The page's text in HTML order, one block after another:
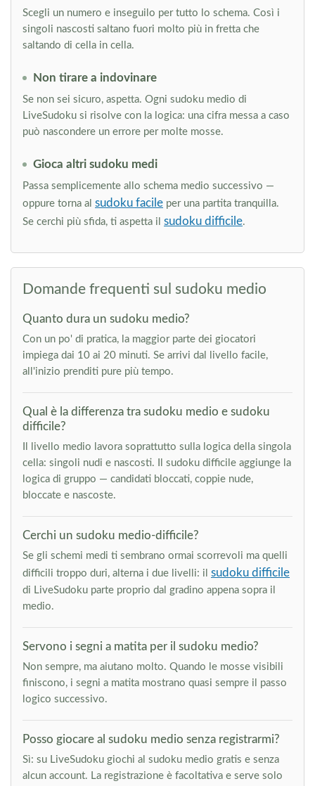
Scegli un numero e inseguilo per tutto lo schema. Così i
singoli nascosti saltano fuori molto più in fretta che
saltando di cella in cella.
Non tirare a indovinare
Se non sei sicuro, aspetta. Ogni sudoku medio di
LiveSudoku si risolve con la logica: una cifra messa a caso
può nascondere un errore per molte mosse.
Gioca altri sudoku medi
Passa semplicemente allo schema medio successivo —
oppure torna al sudoku facile per una partita tranquilla.
Se cerchi più sfida, ti aspetta il sudoku difficile.
Domande frequenti sul sudoku medio
Quanto dura un sudoku medio?
Con un po' di pratica, la maggior parte dei giocatori
impiega dai 10 ai 20 minuti. Se arrivi dal livello facile,
all'inizio prenditi pure più tempo.
Qual è la differenza tra sudoku medio e sudoku
difficile?
Il livello medio lavora soprattutto sulla logica della singola
cella: singoli nudi e nascosti. Il sudoku difficile aggiunge la
logica di gruppo — candidati bloccati, coppie nude,
bloccate e nascoste.
Cerchi un sudoku medio-difficile?
Se gli schemi medi ti sembrano ormai scorrevoli ma quelli
difficili troppo duri, alterna i due livelli: il sudoku difficile
di LiveSudoku parte proprio dal gradino appena sopra il
medio.
Servono i segni a matita per il sudoku medio?
Non sempre, ma aiutano molto. Quando le mosse visibili
finiscono, i segni a matita mostrano quasi sempre il passo
logico successivo.
Posso giocare al sudoku medio senza registrarmi?
Sì: su LiveSudoku giochi al sudoku medio gratis e senza
alcun account. La registrazione è facoltativa e serve solo